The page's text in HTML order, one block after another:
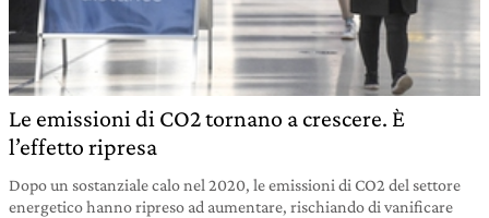
Le emissioni di CO2 tornano a crescere. È
l’effetto ripresa
Dopo un sostanziale calo nel 2020, le emissioni di CO2 del settore
energetico hanno ripreso ad aumentare, rischiando di vanificare